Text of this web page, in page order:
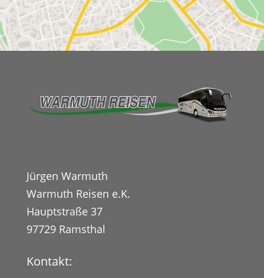
Jürgen Warmuth
Warmuth Reisen e.K.
Hauptstraße 37
97729 Ramsthal
Kontakt: